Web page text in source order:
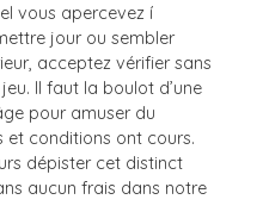
vous apercevez í
jour ou sembler
acceptez vérifier sans
Il faut la boulot d’une
pour amuser du
conditions ont cours.
dépister cet distinct
aucun frais dans notre